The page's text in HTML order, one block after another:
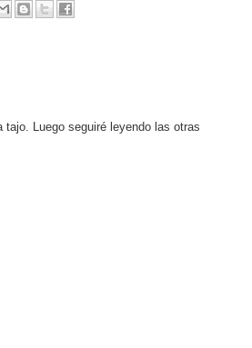
Luego seguiré leyendo las otras